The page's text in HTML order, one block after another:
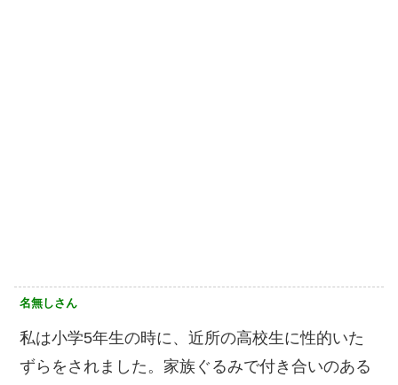
名無しさん
私は小学5年生の時に、近所の高校生に性的いた
ずらをされました。家族ぐるみで付き合いのある